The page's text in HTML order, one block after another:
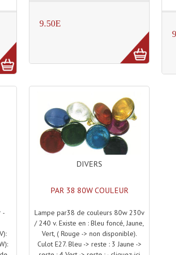
9.50E
-
DIVERS
PAR 38 80W COULEUR
Lampe par38 de couleurs 80w 230v
/ 240 v. Existe en : Bleu foncé, Jaune,
Vert, ( Rouge -> non disponible).
Culot E27. Bleu -> reste : 3 Jaune ->